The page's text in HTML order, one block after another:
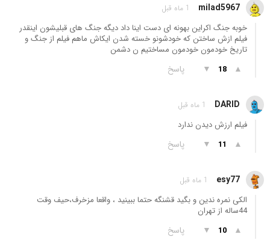
milad5967 1 ماه قبل
خوبه جنگ اکراین بهونه ای دست اینا داد دیگه جنگ های قبلیشون اینقدر
فیلم ازش ساختن که خودشونو خسته شدن ایکاش ماهم فیلم از جنگ و
تاریخ خودمون خودمون مساختیم ن دشمن
▲
18
▼ پاسخ
DARID 1 ماه قبل
فیلم ارزش دیدن ندارد
▲
11
▼ پاسخ
esy77 1 ماه قبل
الکی نمرە ندین و بگید قشنگە حتما ببینید ، واقعا مزخرف،حیف وقت
44سالە از تھران
▲
10
▼ پاسخ